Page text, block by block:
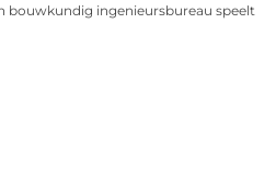
bouwkundig ingenieursbureau speelt